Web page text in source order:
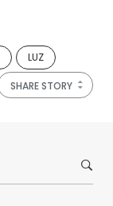
LUZ
SHARE STORY